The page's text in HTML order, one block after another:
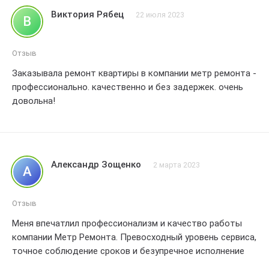
превзошел все ожидания. Я очень довольна своим
выбором и рекомендую компанию Метр ремонта всем ,
кто ищет надежного партнера для своего ремонта.
В Виктория Рябец 22 июля 2023
Отзыв
Заказывала ремонт квартиры в компании метр ремонта -
профессионально. качественно и без задержек. очень
довольна!
А Александр Зощенко 2 марта 2023
Отзыв
Меня впечатлил профессионализм и качество работы
компании Метр Ремонта. Превосходный уровень сервиса,
точное соблюдение сроков и безупречное исполнение